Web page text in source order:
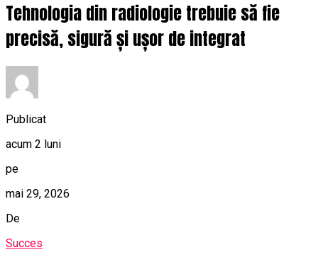
Tehnologia din radiologie trebuie să fie
precisă, sigură și ușor de integrat
Publicat
acum 2 luni
pe
mai 29, 2026
De
Succes